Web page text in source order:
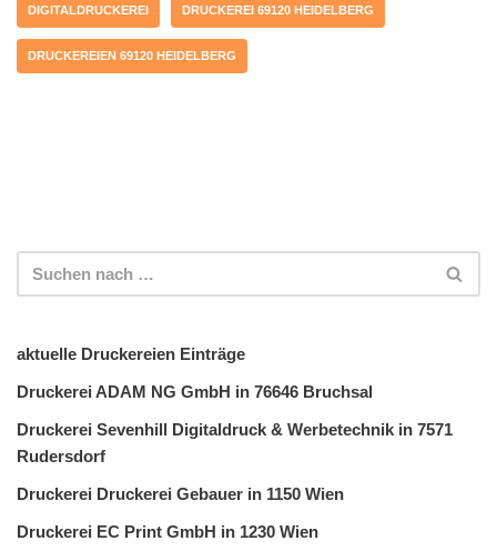
DIGITALDRUCKEREI DRUCKEREI 69120 HEIDELBERG
DRUCKEREIEN 69120 HEIDELBERG
aktuelle Druckereien Einträge
Druckerei ADAM NG GmbH in 76646 Bruchsal
Druckerei Sevenhill Digitaldruck & Werbetechnik in 7571
Rudersdorf
Druckerei Druckerei Gebauer in 1150 Wien
Druckerei EC Print GmbH in 1230 Wien